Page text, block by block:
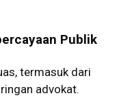
Publik
termasuk dari
advokat.